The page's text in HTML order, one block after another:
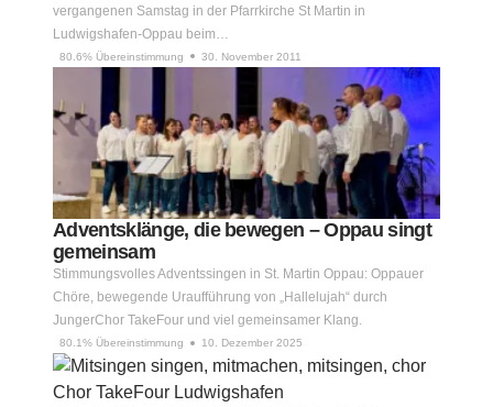
vergangenen Samstag in der Pfarrkirche St Martin in
Ludwigshafen-Oppau beim…
80.6% Übereinstimmung 30. November 2011
Adventsklänge, die bewegen – Oppau singt
gemeinsam
Stimmungsvolles Adventssingen in St. Martin Oppau: Oppauer
Chöre, bewegende Uraufführung von „Hallelujah“ durch
JungerChor TakeFour und viel gemeinsamer Klang.
80.1% Übereinstimmung 10. Dezember 2025